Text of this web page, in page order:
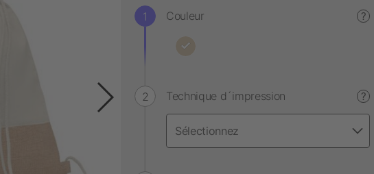
Couleur ?
Technique d´impression ?